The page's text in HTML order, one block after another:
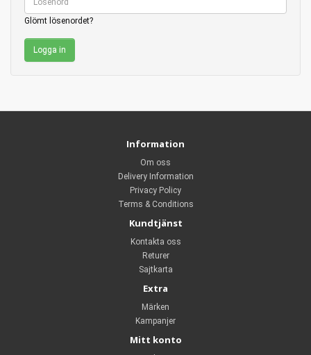
Glömt lösenordet?
Information
Om oss
Delivery Information
Privacy Policy
Terms & Conditions
Kundtjänst
Kontakta oss
Returer
Sajtkarta
Extra
Märken
Kampanjer
Mitt konto